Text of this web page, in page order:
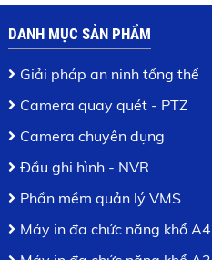
DANH MỤC SẢN PHẨM
Giải pháp an ninh tổng thể
Camera quay quét - PTZ
Camera chuyên dụng
Đầu ghi hình - NVR
Phần mềm quản lý VMS
Máy in đa chức năng khổ A4